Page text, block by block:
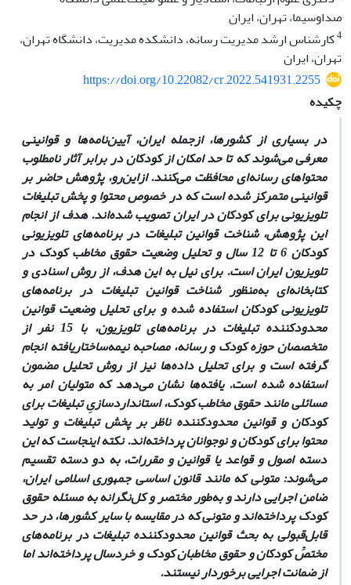
صدا‌و‌سیما، تهران، ایران
4کارشناس ارشد مدیریت رسانه، دانشکده مدیریت، دانشگاه تهران،
تهران، ایران
https://doi.org/10.22082/cr.2022.541931.2255
چکیده
در بسیاری از کشورها، ازجمله ایران، آیین‌نامه‌ها و قوانینی
معرفی می‌شوند که تا حد امکان از کودکان در برابر آثار نامطلوب
محتواهای رسانه‌ای محافظت می‌کنند. از‌این‌رو، پژوهش حاضر بر
قوانینی متمرکز شده است که در خصوص محتوا و پخش تبلیغات
تلویزیونی برای کودکان در ایران تصویب شده‌اند. هدف از انجام
این پژوهش، شناخت قوانین تبلیغات در برنامه‌های تلویزیونی
کودکان 6 تا 12 سال و تحلیل وضعیت حقوق مخاطب کودک در
تلویزیون ایران است. برای نیل به این هدف، از روش اسنادی و
کتابخانه‌ای به‌منظور شناخت قوانین تبلیغات در برنامه‌های
تلویزیونی کودکان استفاده شده و برای تحلیل وضعیت قوانین
محدودکننده تبلیغات در برنامه‌های تلویزیون، با 15 نفر از
متخصصان حوزه‌ کودک و رسانه، مصاحبه نیمه‌ساختار‌یافته انجام
گرفته است و برای تحلیل داده‌ها‌ نیز از روش تحلیل مضمون
استفاده شده است. یافته‌ها نشان می‌دهد که متولیان امر به
مسائلی مانند حقوق مخاطب کودک، استانداردسازیِ تبلیغات برای
کودکان و قوانین محدودکننده‌ ناظر بر پخش تبلیغات و تولید
محتوا برای کودکان و نوجوانان پرداخته‌اند. نکته‌ اینجاست که این
دسته اصول و قواعد یا قوانین و مقررات، به دو دسته تقسیم
می‌شوند: متونی که مانند قانون اساسی جمهوری اسلامی ایران،
ضامن اجرایی دارند و به‌طور مختصر و کل‌نگرانه به مسئله‌ حقوق
کودک پرداخته‌‌اند و متونی که در مقایسه با سایر کشورها، در حد
قابل‌قبولی به بحث قوانین محدودکننده‌ تبلیغات در برنامه‌های
مختصِّ کودکان و حقوق مخاطبان کودک و خردسال پرداخته‌اند اما
از ضمانت اجرایی برخوردار نیستند.